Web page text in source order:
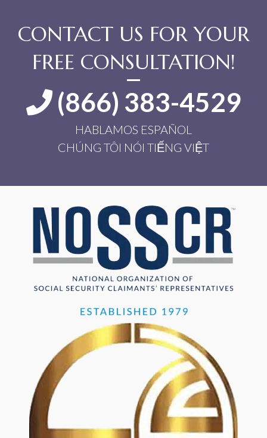
CONTACT US FOR YOUR
FREE CONSULTATION!
(866) 383-4529
HABLAMOS ESPAÑOL
CHÚNG TÔI NÓI TIẾNG VIỆT